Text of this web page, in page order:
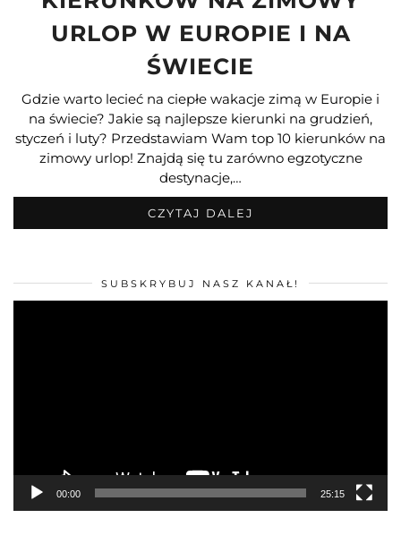
NASZ ŚLUB NA SANTORINI!
Odtwarzacz
video
Odtwarzacz
video